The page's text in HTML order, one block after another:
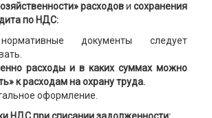
расходовисохранения
по НДС:
документы следует
расходы и в каких суммах можно
к расходам на охрану труда.
оформление.